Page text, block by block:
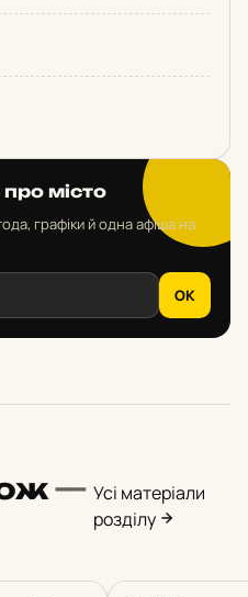
місто
графіки й одна афіша на
OK
— Усі матеріали
розділу